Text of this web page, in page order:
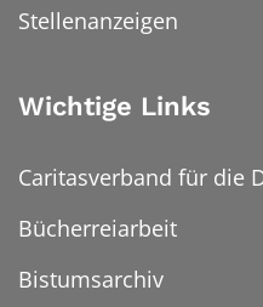
Stellenanzeigen
Wichtige Links
Caritasverband für die
Bücherreiarbeit
Bistumsarchiv